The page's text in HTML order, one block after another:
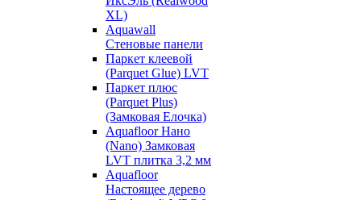
XL)
Aquawall
Стеновые панели
Паркет клеевой
(Parquet Glue) LVT
Паркет плюс
(Parquet Plus)
(Замковая Елочка)
Aquafloor Нано
(Nano) Замковая
LVT плитка 3,2 мм
Aquafloor
Настоящее дерево